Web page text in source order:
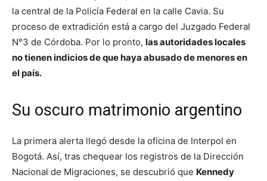
la central de la Policía Federal en la calle Cavia. Su
proceso de extradición está a cargo del Juzgado Federal
N°3 de Córdoba. Por lo pronto, las autoridades locales
no tienen indicios de que haya abusado de menores en
el país.
Su oscuro matrimonio argentino
La primera alerta llegó desde la oficina de Interpol en
Bogotá. Así, tras chequear los registros de la Dirección
Nacional de Migraciones, se descubrió que Kennedy